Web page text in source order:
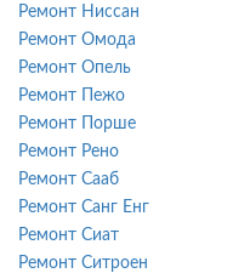
Ремонт Ниссан
Ремонт Омода
Ремонт Опель
Ремонт Пежо
Ремонт Порше
Ремонт Рено
Ремонт Сааб
Ремонт Санг Енг
Ремонт Сиат
Ремонт Ситроен